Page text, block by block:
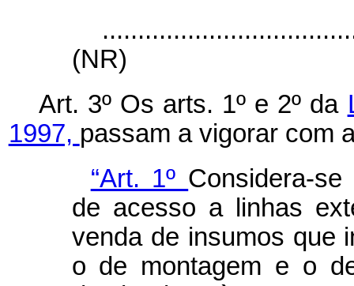
(NR)
Art. 3º Os arts. 1º e 2º da
1997, passam a vigorar com
“Art. 1º Considera-
de acesso a linhas
venda de insumos que
o de montagem e o